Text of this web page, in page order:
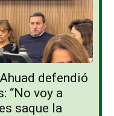
defendió
“No voy a
saque la